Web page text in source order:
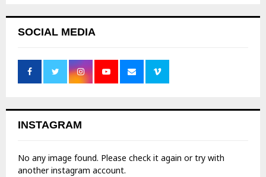
SOCIAL MEDIA
INSTAGRAM
No any image found. Please check it again or try with
another instagram account.